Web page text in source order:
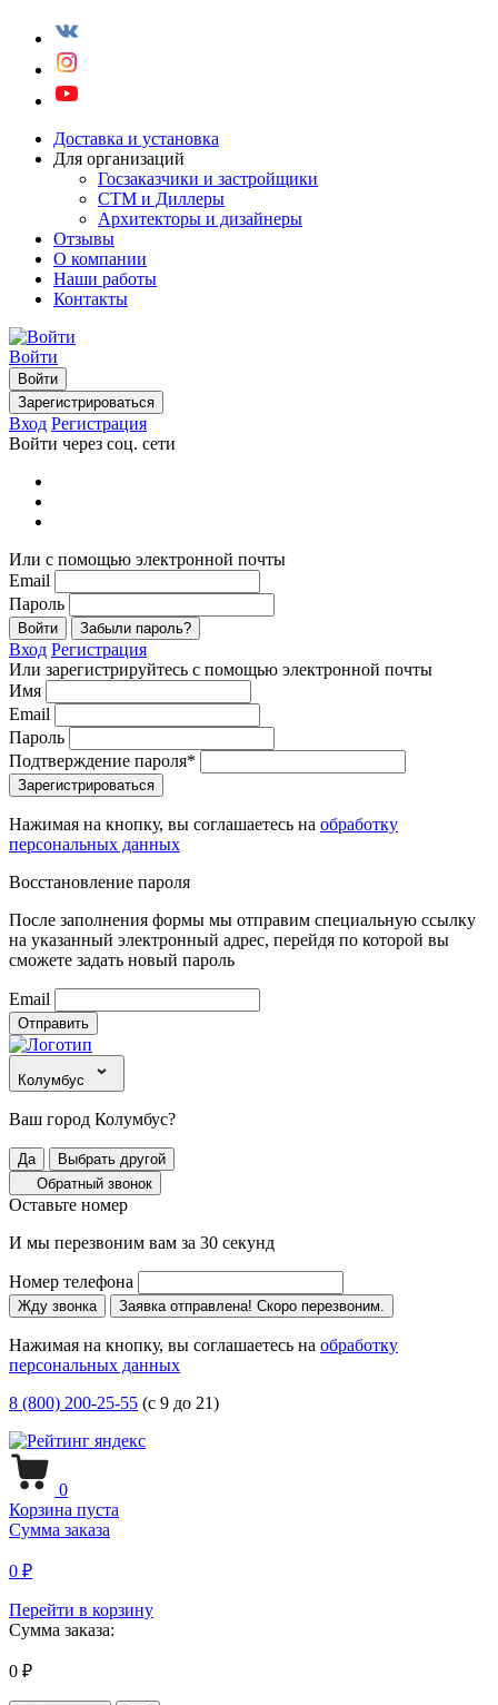
Доставка и установка
Для организаций
Госзаказчики и застройщики
СТМ и Диллеры
Архитекторы и дизайнеры
Отзывы
О компании
Наши работы
Контакты
Войти
Войти
Зарегистрироваться
Вход Регистрация
Войти через соц. сети
Или с помощью электронной почты
Email
Пароль
Войти Забыли пароль?
Вход Регистрация
Или зарегистрируйтесь с помощью электронной почты
Имя
Email
Пароль
Подтверждение пароля*
Зарегистрироваться
Нажимая на кнопку, вы соглашаетесь на обработку
персональных данных
Восстановление пароля
После заполнения формы мы отправим специальную ссылку
на указанный электронный адрес, перейдя по которой вы
сможете задать новый пароль
Email
Отправить
Колумбус
Ваш город Колумбус?
Да
Выбрать другой
Обратный звонок
Оставьте номер
И мы перезвоним вам за 30 секунд
Номер телефона
Жду звонка Заявка отправлена! Скоро перезвоним.
Нажимая на кнопку, вы соглашаетесь на обработку
персональных данных
8 (800) 200-25-55 (с 9 до 21)
0
Корзина пуста
Сумма заказа
0 ₽
Перейти в корзину
Сумма заказа:
0 ₽